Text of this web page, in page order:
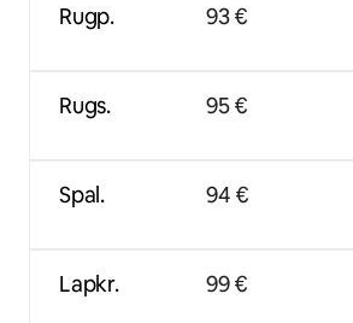
Rugp.
Rugs.
Spal.
Lapkr.
93 €
95 €
94 €
99 €